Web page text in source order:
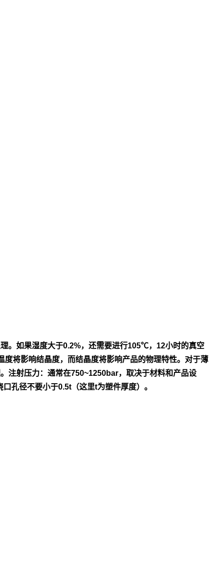
理。如果湿度大于0.2%，还需要进行105℃，12小时的真空
度将影响结晶度，而结晶度将影响产品的物理特性。对于薄
注射压力：通常在750~1250bar，取决于材料和产品设
口孔径不要小于0.5t（这里t为塑件厚度）。